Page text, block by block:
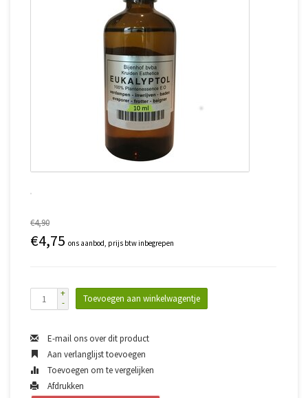
€4,90
€4,75 ons aanbod, prijs btw inbegrepen
+
-
Toevoegen aan winkelwagentje
E-mail ons over dit product
Aan verlanglijst toevoegen
Toevoegen om te vergelijken
Afdrukken